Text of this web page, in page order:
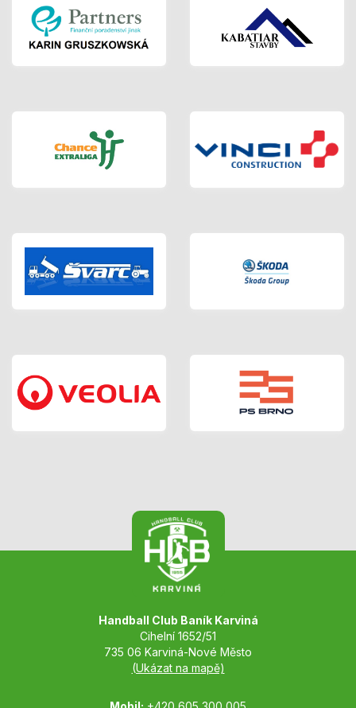
Handball Club Baník Karviná
Cihelní 1652/51
735 06 Karviná-Nové Město
(Ukázat na mapě)